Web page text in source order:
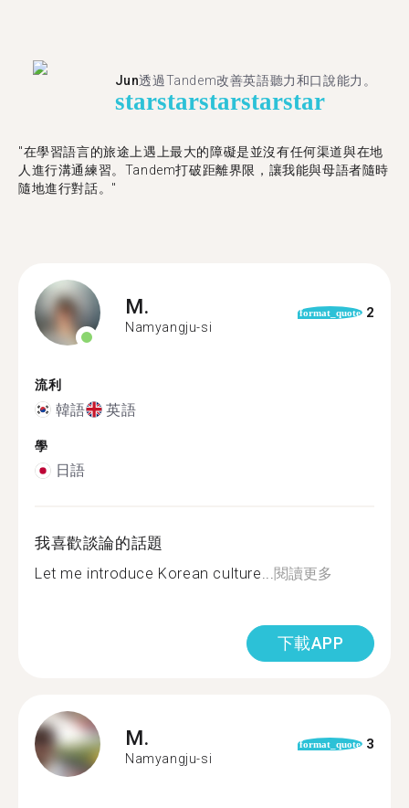
Jun透過Tandem改善英語聽力和口說能力。
starstarstarstarstar
"在學習語言的旅途上遇上最大的障礙是並沒有任何渠道與在地
人進行溝通練習。Tandem打破距離界限，讓我能與母語者隨時
隨地進行對話。"
M.
Namyangju-si
format_quote 2
流利
韓語 英語
學
日語
我喜歡談論的話題
Let me introduce Korean culture...閱讀更多
下載APP
M.
Namyangju-si
format_quote 3